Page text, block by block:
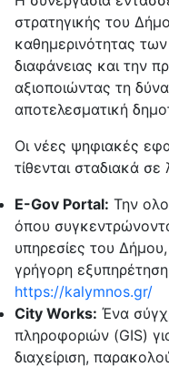
στρατηγικής του
καθημερινότητας
διαφάνειας και την
αξιοποιώντας τη
αποτελεσματική
Οι νέες ψηφιακές
τίθενται σταδιακά σε
E-Gov Portal: Την
όπου
υπηρεσίες του
γρήγορη
https://kalymnos.gr/
City Works: Ένα
πληροφοριών (GIS)
διαχείριση,